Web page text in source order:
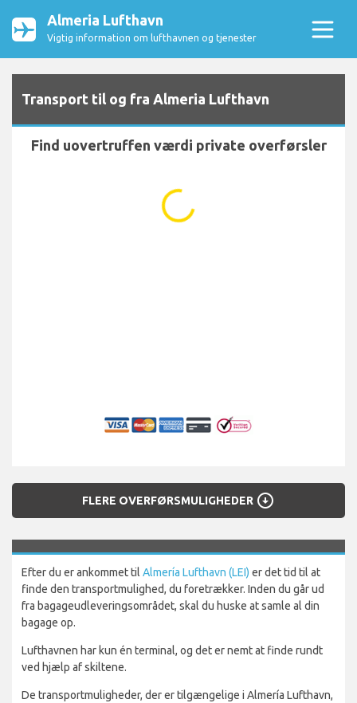
Almeria Lufthavn
Vigtig information om lufthavnen og tjenester
Transport til og fra Almeria Lufthavn
Find uovertruffen værdi private overførsler
...
FLERE OVERFØRSMULIGHEDER arrow_circle_down
Efter du er ankommet til Almería Lufthavn (LEI) er det tid til at
finde den transportmulighed, du foretrækker. Inden du går ud
fra bagageudleveringsområdet, skal du huske at samle al din
bagage op.
Lufthavnen har kun én terminal, og det er nemt at finde rundt
ved hjælp af skiltene.
De transportmuligheder, der er tilgængelige i Almería Lufthavn,